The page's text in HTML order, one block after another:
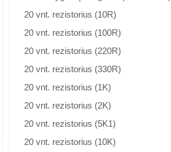
20 vnt. rezistorius (10R)
20 vnt. rezistorius (100R)
20 vnt. rezistorius (220R)
20 vnt. rezistorius (330R)
20 vnt. rezistorius (1K)
20 vnt. rezistorius (2K)
20 vnt. rezistorius (5K1)
20 vnt. rezistorius (10K)